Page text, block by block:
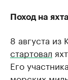
Поход на
8 августа из
стартовал
Его